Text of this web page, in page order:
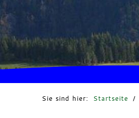
Sie sind hier: Startseite /